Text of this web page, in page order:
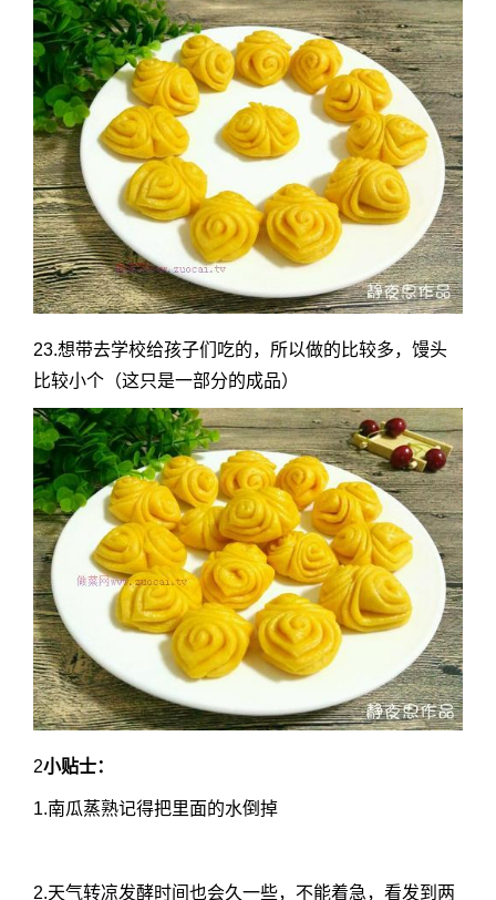
23.想带去学校给孩子们吃的，所以做的比较多，馒头
比较小个（这只是一部分的成品）
2小贴士：
1.南瓜蒸熟记得把里面的水倒掉
2.天气转凉发酵时间也会久一些，不能着急，看发到两